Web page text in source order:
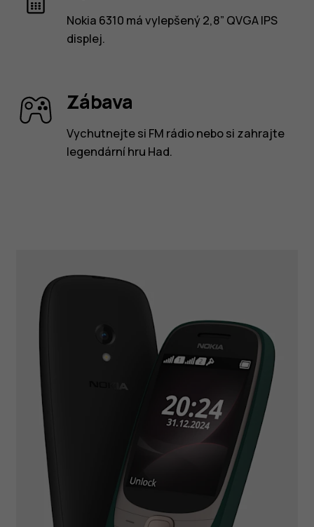
Nokia 6310 má vylepšený 2,8” QVGA IPS
displej.
Zábava
Vychutnejte si FM rádio nebo si zahrajte
legendární hru Had.